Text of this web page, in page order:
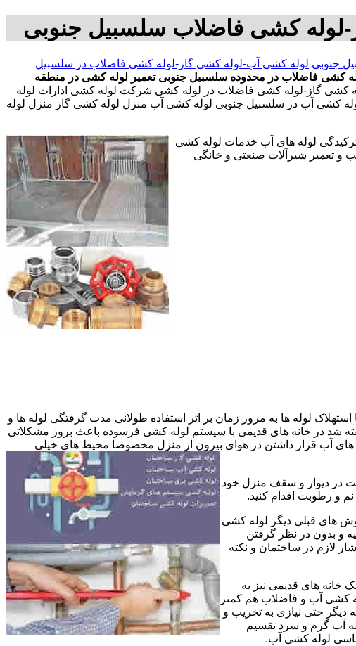
لوله کشی فاضلاب سلسبیل جنوبی
جنوبی لوله کشی آب-لوله کشی گاز-لوله کشی فاضلاب در سلسبیل
کشی فاضلاب در محدوده سلسبیل جنوبی تعمیر لوله کشی در منطقه
کشی گاز-لوله کشی فاضلاب در لوله کشی شرکت لوله کشی ادارات لوله
کشی آب در سلسبیل جنوبی لوله کشی آب منزل لوله کشی گاز منزل لوله
لوله های آب خدمات لوله کشی
و تعمیر شیرآلات صنعتی و خانگی
لوله ها به مرور زمان بر اثر استفاده طولانی مدت گرفتگی لوله ها و
شد در خانه های قدیمی با سیستم لوله کشی فرسوده باعث بروز مشکلاتی
های آب قرار داشتن در هوای بیرون از منزل مخصوصا محیط های خیلی
در دیوار و سقف منزل خود
و رطوبت اقدام کنید.
های قبلی دیگر لوله کشی
و بدون در نظر گرفتن
لازم در ساختمان و نکته
خانه های قدیمی نیز به
کشی آب و فاضلاب هم کمتر
دیگر حتی نیازی به تخریب و
آب گرم و سرد تقسیم
لوله کشی آب.